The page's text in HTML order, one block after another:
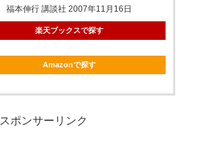
福本伸行 講談社 2007年11月16日
楽天ブックスで探す
Amazonで探す
スポンサーリンク